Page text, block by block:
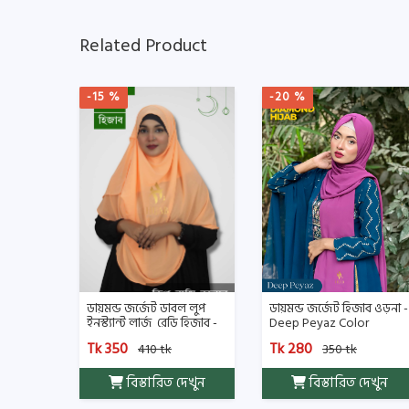
Related Product
-15 %
ডায়মন্ড জর্জেট ডাবল লুপ
ইনস্ট্যান্ট লার্জ রেডি হিজাব -
Deep bangi Color
Tk 350 410 tk
বিস্তারিত দেখুন
-20 %
ডায়মন্ড জর্জেট হিজাব ওড়না -
Deep Peyaz Color
Tk 280 350 tk
বিস্তারিত দেখুন